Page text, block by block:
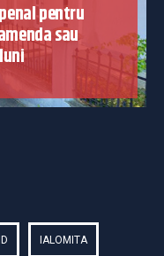
pentru
sau
IALOMITA